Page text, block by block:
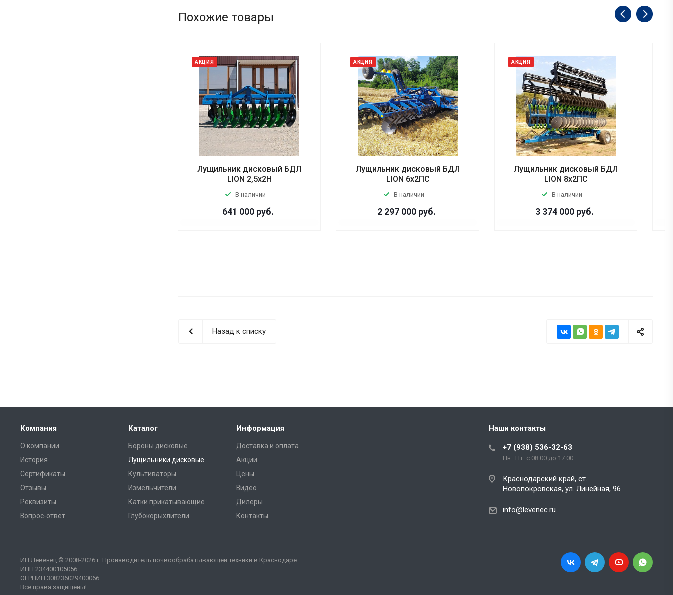
Похожие товары
АКЦИЯ
Лущильник дисковый БДЛ
LION 2,5х2Н
В наличии
641 000 руб.
АКЦИЯ
Лущильник дисковый БДЛ
LION 6х2ПС
В наличии
2 297 000 руб.
АКЦИЯ
Лущильник дисковый БДЛ
LION 8х2ПС
В наличии
3 374 000 руб.
Назад к списку
Компания
О компании
История
Сертификаты
Отзывы
Реквизиты
Вопрос-ответ
Каталог
Бороны дисковые
Лущильники дисковые
Культиваторы
Измельчители
Катки прикатывающие
Глубокорыхлители
Информация
Доставка и оплата
Акции
Цены
Видео
Дилеры
Контакты
Наши контакты
+7 (938) 536-32-63
Пн–Пт: с 08:00 до 17:00
Краснодарский край, ст.
Новопокровская, ул. Линейная, 96
info@levenec.ru
ИП Левенец © 2008-2026 г. Производитель почвообрабатывающей техники в Краснодаре
ИНН 234400105056
ОГРНИП 308236029400066
Все права защищены!